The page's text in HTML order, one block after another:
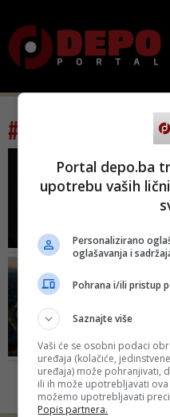
#tag: solomun
Portal depo.ba
upotrebu vaših
Personalizirano
oglašavanja i
Pohrana i/ili pristup
Saznajte više
Vaši će se osobni podaci
uređaja (kolačiće,
uređaja) može pohranjivati,
ili ih može upotrebljavati
možemo upotrebljavati
Popis partnera.